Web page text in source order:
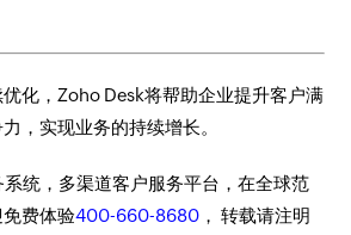
化，Zoho Desk将帮助企业提升客户满
，实现业务的持续增长。
统，多渠道客户服务平台，在全球范
费体验400-660-8680 ， 转载请注明